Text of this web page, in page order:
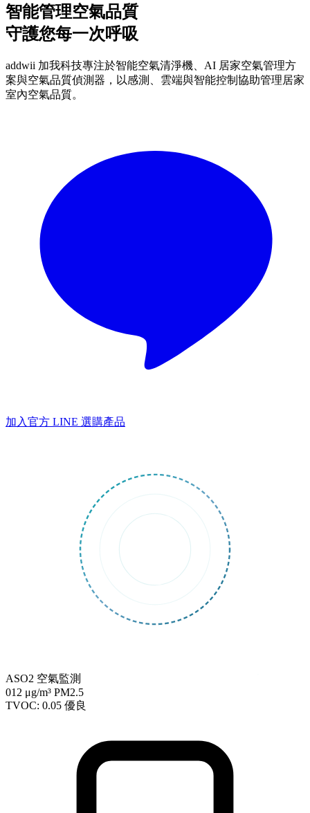
智能管理空氣品質
守護您每一次呼吸
addwii 加我科技專注於智能空氣清淨機、AI 居家空氣管理方
案與空氣品質偵測器，以感測、雲端與智能控制協助管理居家
室內空氣品質。
加入官方 LINE 選購產品
ASO2 空氣監測
012 μg/m³ PM2.5
TVOC: 0.05 優良